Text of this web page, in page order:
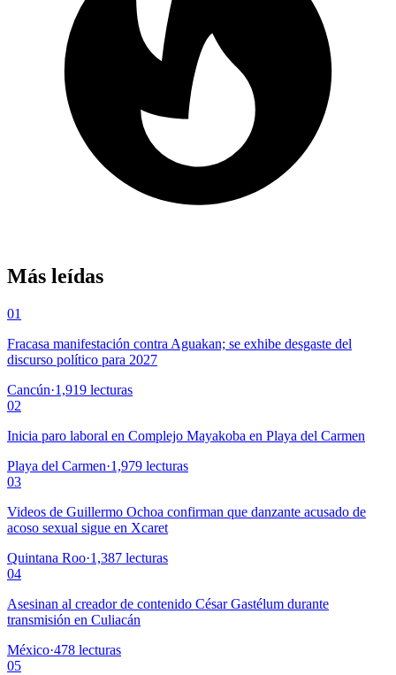
Más leídas
01
Fracasa manifestación contra Aguakan; se exhibe desgaste del
discurso político para 2027
Cancún·1,919 lecturas
02
Inicia paro laboral en Complejo Mayakoba en Playa del Carmen
Playa del Carmen·1,979 lecturas
03
Videos de Guillermo Ochoa confirman que danzante acusado de
acoso sexual sigue en Xcaret
Quintana Roo·1,387 lecturas
04
Asesinan al creador de contenido César Gastélum durante
transmisión en Culiacán
México·478 lecturas
05